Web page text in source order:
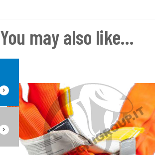
You may also like…